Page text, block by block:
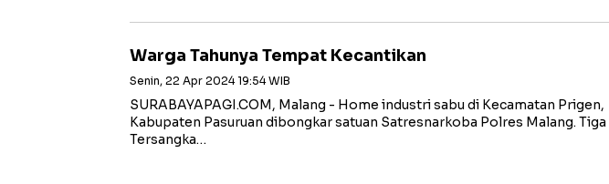
Warga Tahunya Tempat Kecantikan
Senin, 22 Apr 2024 19:54 WIB
SURABAYAPAGI.COM, Malang - Home industri sabu di Kecamatan Prigen,
Kabupaten Pasuruan dibongkar satuan Satresnarkoba Polres Malang. Tiga
Tersangka…